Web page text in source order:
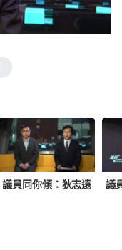
議員同你傾：狄志遠 議